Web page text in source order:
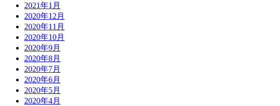
2021年1月
2020年12月
2020年11月
2020年10月
2020年9月
2020年8月
2020年7月
2020年6月
2020年5月
2020年4月